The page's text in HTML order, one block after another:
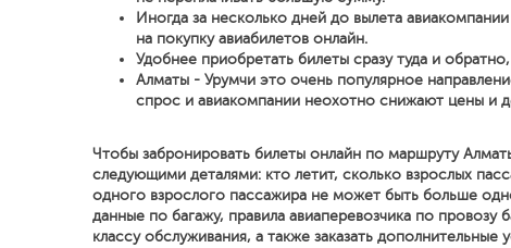
Иногда за несколько дней до вылета
на покупку авиабилетов онлайн.
Удобнее приобретать билеты сразу туда и
Алматы - Урумчи это очень популярное
спрос и авиакомпании неохотно снижают цены и
Чтобы забронировать билеты онлайн по маршруту
следующими деталями: кто летит, сколько взрослых
одного взрослого пассажира не может быть больше
данные по багажу, правила авиаперевозчика по провозу
классу обслуживания, а также заказать